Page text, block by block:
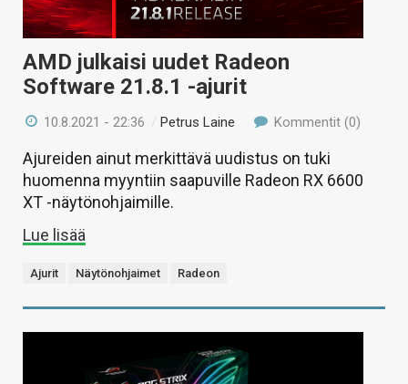
AMD julkaisi uudet Radeon
Software 21.8.1 -ajurit
10.8.2021 - 22:36 /Petrus Laine Kommentit (0)
Ajureiden ainut merkittävä uudistus on tuki
huomenna myyntiin saapuville Radeon RX 6600
XT -näytönohjaimille.
Lue lisää
Ajurit Näytönohjaimet Radeon